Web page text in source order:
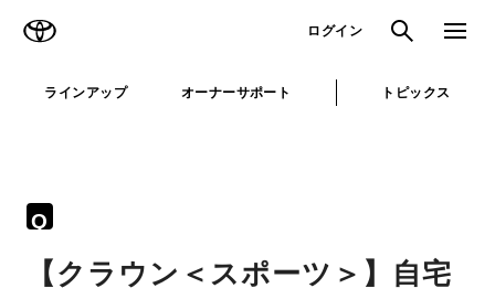
ログイン 検索 メニュ
ラインアップ オーナーサポート トピックス
Q
【クラウン＜スポーツ＞】自宅